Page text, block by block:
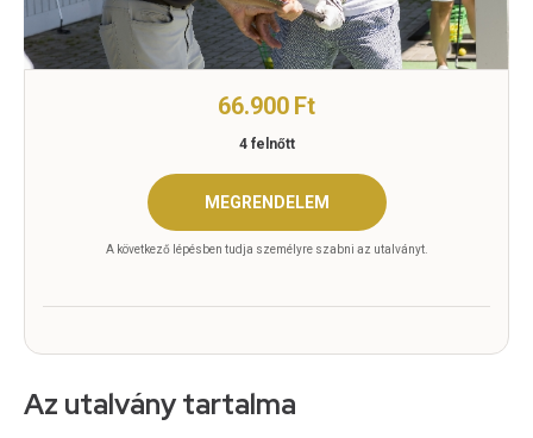
66.900 Ft
4 felnőtt
MEGRENDELEM
A következő lépésben tudja személyre szabni az utalványt.
Az utalvány tartalma